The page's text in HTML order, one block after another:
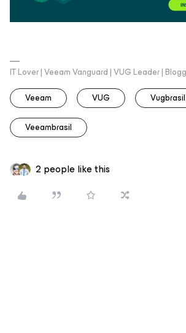
IT Lover | Veeam Vanguard | VUG Leader |
Veeam
VUG Vugbrasil
Veeambrasil
2 people like this